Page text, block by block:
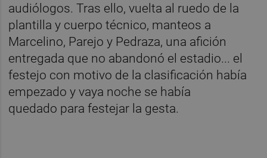
audiólogos. Tras ello, vuelta al ruedo de la
plantilla y cuerpo técnico, manteos a
Marcelino, Parejo y Pedraza, una afición
entregada que no abandonó el estadio... el
festejo con motivo de la clasificación había
empezado y vaya noche se había
quedado para festejar la gesta.